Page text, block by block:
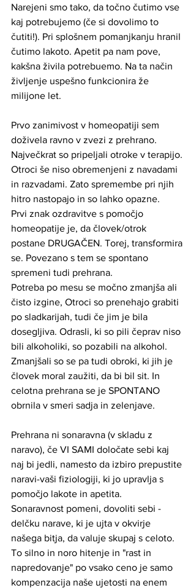
Narejeni smo tako, da točno čutimo vse
kaj potrebujemo (če si dovolimo to
čutiti!). Pri splošnem pomanjkanju hranil
čutimo lakoto. Apetit pa nam pove,
kakšna živila potrebuemo. Na ta način
življenje uspešno funkcionira že
milijone let.
Prvo zanimivost v homeopatiji sem
doživela ravno v zvezi z prehrano.
Največkrat so pripeljali otroke v terapijo.
Otroci še niso obremenjeni z navadami
in razvadami. Zato spremembe pri njih
hitro nastopajo in so lahko opazne.
Prvi znak ozdravitve s pomočjo
homeopatije je, da človek/otrok
postane DRUGAČEN. Torej, transformira
se. Povezano s tem se spontano
spremeni tudi prehrana.
Potreba po mesu se močno zmanjša ali
čisto izgine, Otroci so prenehajo grabiti
po sladkarijah, tudi če jim je bila
dosegljiva. Odrasli, ki so pili čeprav niso
bili alkoholiki, so pozabili na alkohol.
Zmanjšali so se pa tudi obroki, ki jih je
človek moral zaužiti, da bi bil sit. In
celotna prehrana se je SPONTANO
obrnila v smeri sadja in zelenjave.
Prehrana ni sonaravna (v skladu z
naravo), če VI SAMI določate sebi kaj
naj bi jedli, namesto da izbiro prepustite
naravi-vaši fiziologiji, ki jo upravlja s
pomočjo lakote in apetita.
Sonaravnost pomeni, dovoliti sebi -
delčku narave, ki je ujta v okvirje
našega bitja, da valuje skupaj s celoto.
To silno in noro hitenje in "rast in
napredovanje" po vsako ceno je samo
kompenzacija naše ujetosti na enem